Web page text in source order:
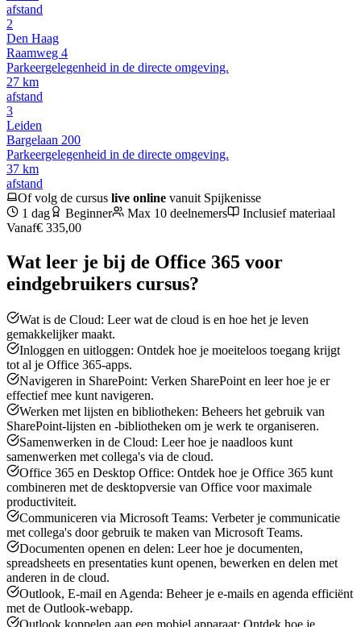
afstand
2
Den Haag
Raamweg 4
Parkeergelegenheid in de directe omgeving.
27 km
afstand
3
Leiden
Bargelaan 200
Parkeergelegenheid in de directe omgeving.
37 km
afstand
Of volg de cursus live online vanuit Spijkenisse
1 dag
Beginner Max 10 deelnemers
Inclusief materiaal
Vanaf€ 335,00
Wat leer je bij de Office 365 voor
eindgebruikers cursus?
Wat is de Cloud: Leer wat de cloud is en hoe het je leven
gemakkelijker maakt.
Inloggen en uitloggen: Ontdek hoe je moeiteloos toegang krijgt
tot al je Office 365-apps.
Navigeren in SharePoint: Verken SharePoint en leer hoe je er
effectief mee kunt navigeren.
Werken met lijsten en bibliotheken: Beheers het gebruik van
SharePoint-lijsten en -bibliotheken om je werk te organiseren.
Samenwerken in de Cloud: Leer hoe je naadloos kunt
samenwerken met collega's via de cloud.
Office 365 en Desktop Office: Ontdek hoe je Office 365 kunt
combineren met de desktopversie van Office voor maximale
productiviteit.
Communiceren via Microsoft Teams: Verbeter je communicatie
met collega's door gebruik te maken van Microsoft Teams.
Documenten openen en delen: Leer hoe je documenten,
spreadsheets en presentaties kunt openen, bewerken en delen met
anderen in de cloud.
Outlook, E-mail en Agenda: Beheer je e-mails en agenda efficiënt
met de Outlook-webapp.
Outlook koppelen aan een mobiel apparaat: Ontdek hoe je